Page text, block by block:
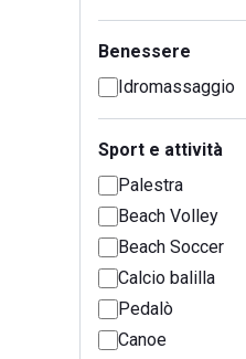
Benessere
Idromassaggio
Sport e attività
Palestra
Beach Volley
Beach Soccer
Calcio balilla
Pedalò
Canoe